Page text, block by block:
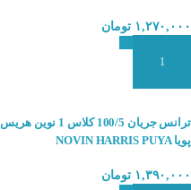
۱,۲۷۰,۰۰۰ تومان
ترانس جریان 100/5 کلاس 1 نوین هریس
پویا NOVIN HARRIS PUYA
۱,۳۹۰,۰۰۰ تومان